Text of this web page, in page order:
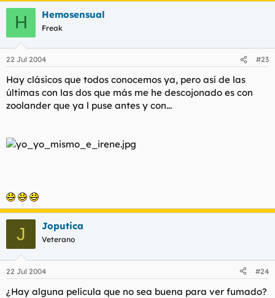
H Hemosensual
Freak
22 Jul 2004 #23
Hay clásicos que todos conocemos ya, pero así de las
últimas con las dos que más me he descojonado es con
zoolander que ya l puse antes y con...
J Joputica
Veterano
22 Jul 2004 #24
¿Hay alguna película que no sea buena para ver fumado?